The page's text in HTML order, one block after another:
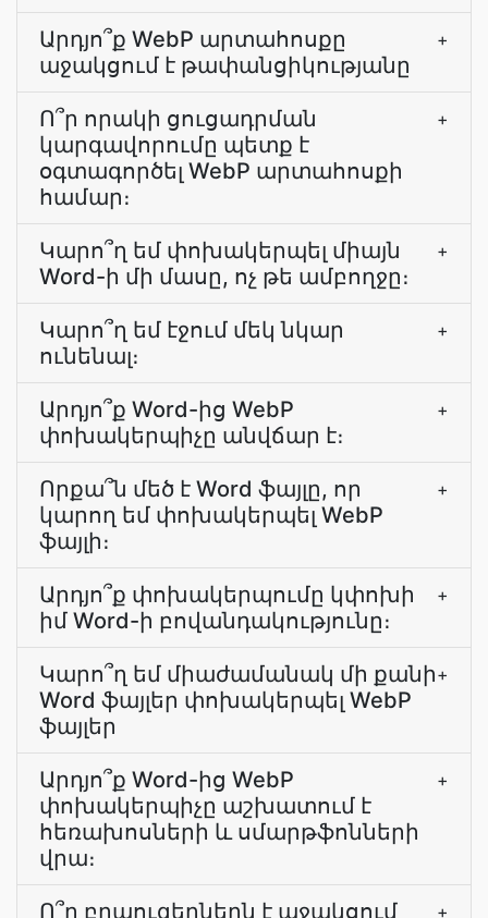
Արդյո՞ք WebP արտահոսքը
աջակցում է թափանցիկությանը
+
Ո՞ր որակի ցուցադրման
կարգավորումը պետք է
օգտագործել WebP արտահոսքի
համար։
+
Կարո՞ղ եմ փոխակերպել միայն
Word-ի մի մասը, ոչ թե ամբողջը։
+
Կարո՞ղ եմ էջում մեկ նկար
ունենալ։
+
Արդյո՞ք Word-ից WebP
փոխակերպիչը անվճար է։
+
Որքա՞ն մեծ է Word ֆայլը, որ
կարող եմ փոխակերպել WebP
ֆայլի։
+
Արդյո՞ք փոխակերպումը կփոխի
իմ Word-ի բովանդակությունը։
+
Կարո՞ղ եմ միաժամանակ մի քանի
Word ֆայլեր փոխակերպել WebP
ֆայլեր
+
Արդյո՞ք Word-ից WebP
փոխակերպիչը աշխատում է
հեռախոսների և սմարթֆոնների
վրա։
+
Ո՞ր բրաուզերներն է աջակցում +